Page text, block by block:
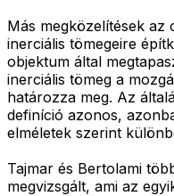
Más megközelítések az
inerciális tömegeire
objektum által
inerciális tömeg a
határozza meg. Az
definíció azonos,
elméletek szerint
Tajmar és Bertolami
megvizsgált, ami az